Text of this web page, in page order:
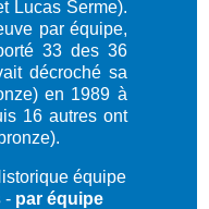
Lucas Serme).
par équipe,
33 des 36
décroché sa
en 1989 à
16 autres ont
équipe
- par équipe